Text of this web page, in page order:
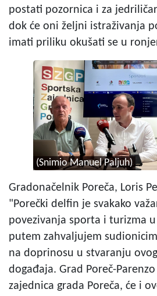
postati pozornica i za
dok će oni željni istraživanja
imati priliku okušati se u
(Snimio Manuel Paljuh)
Gradonačelnik Poreča, Loris
"Porečki delfin je svakako
povezivanja sporta i turizma
putem zahvaljujem
na doprinosu u stvaranju
događaja. Grad Poreč-
zajednica grada Poreča, će i